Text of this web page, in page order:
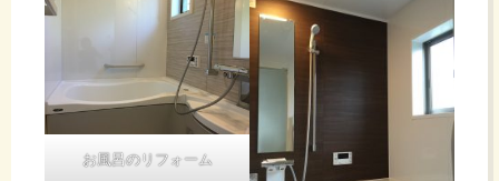
お風呂のリフォーム